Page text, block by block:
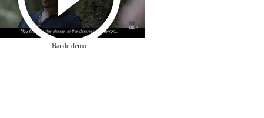
Bande démo